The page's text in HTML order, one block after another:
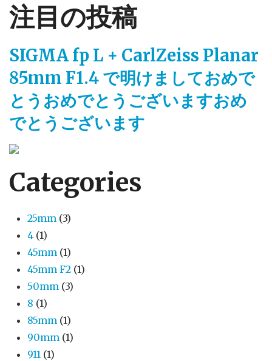
注目の投稿
SIGMA fp L + CarlZeiss Planar
85mm F1.4 で明けましておめで
とうおめでとうございますおめ
でとうございます
Categories
25mm (3)
4 (1)
45mm (1)
45mm F2 (1)
50mm (3)
8 (1)
85mm (1)
90mm (1)
911 (1)